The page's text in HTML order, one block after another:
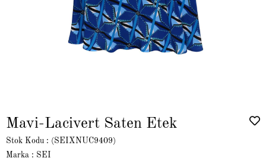
Mavi-Lacivert Saten Etek
Stok Kodu
(SEIXNUC9409)
Marka : SEI